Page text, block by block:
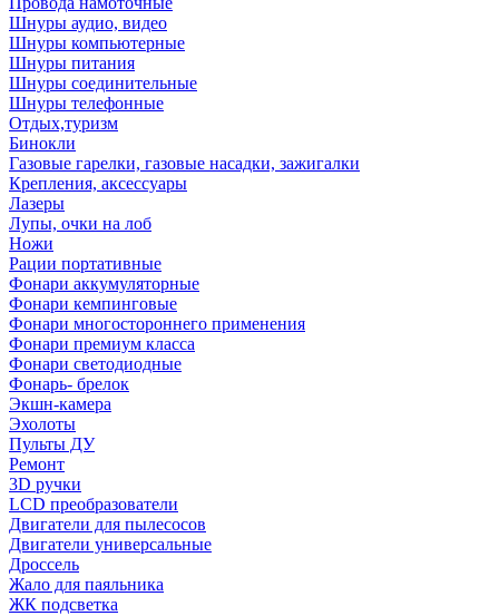
Шнуры аудио, видео
Шнуры компьютерные
Шнуры питания
Шнуры соединительные
Шнуры телефонные
Отдых,туризм
Бинокли
Газовые гарелки, газовые насадки, зажигалки
Крепления, аксессуары
Лазеры
Лупы, очки на лоб
Ножи
Рации портативные
Фонари аккумуляторные
Фонари кемпинговые
Фонари многостороннего применения
Фонари премиум класса
Фонари светодиодные
Фонарь- брелок
Экшн-камера
Эхолоты
Пульты ДУ
Ремонт
3D ручки
LCD преобразователи
Двигатели для пылесосов
Двигатели универсальные
Дроссель
Жало для паяльника
ЖК подсветка